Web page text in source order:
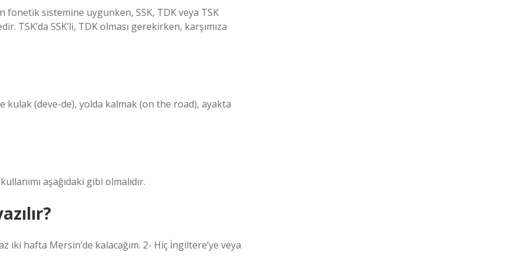
fonetik sistemine uygunken, SSK, TDK veya TSK
SSK’li, TDK olması gerekirken, karşımıza
kulak (deve-de), yolda kalmak (on the road), ayakta
aşağıdaki gibi olmalıdır.
iki hafta Mersin’de kalacağım. 2- Hiç İngiltere’ye veya